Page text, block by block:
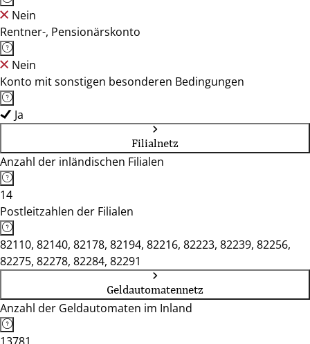
Nein
Rentner-, Pensionärskonto
Nein
Konto mit sonstigen besonderen Bedingungen
Ja
Filialnetz
Anzahl der inländischen Filialen
14
Postleitzahlen der Filialen
82110, 82140, 82178, 82194, 82216, 82223, 82239, 82256,
82275, 82278, 82284, 82291
Geldautomatennetz
Anzahl der Geldautomaten im Inland